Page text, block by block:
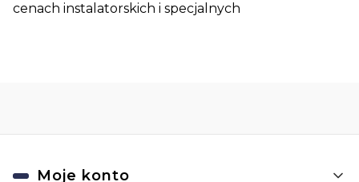
cenach instalatorskich i specjalnych
Linki w stopce
Moje konto